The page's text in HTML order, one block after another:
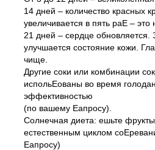
14 дней – количество красных
увеличивается в пять раЕ – это
21 дней – сердце обновляется.
улучшается состояние кожи.
чище.
Другие соки или комбинации
испольЕованы во время
эффективностью
(по вашему Еапросу).
Солнечная диета: ешьте фрукты
естественным циклом
Еапросу)